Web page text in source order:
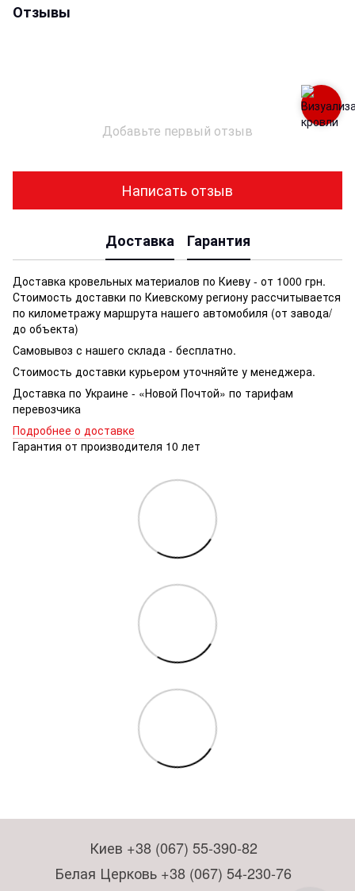
Отзывы
Добавьте первый отзыв
Написать отзыв
Доставка Гарантия
Доставка кровельных материалов по Киеву - от 1000 грн.
Стоимость доставки по Киевскому региону рассчитывается
по километражу маршрута нашего автомобиля (от завода/
до объекта)
Самовывоз с нашего склада - бесплатно.
Стоимость доставки курьером уточняйте у менеджера.
Доставка по Украине - «Новой Почтой» по тарифам
перевозчика
Подробнее о доставке
Гарантия от производителя 10 лет
Киев +38 (067) 55-390-82
Белая Церковь +38 (067) 54-230-76